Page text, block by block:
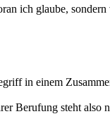
ich glaube,
in einem
Berufung steht also